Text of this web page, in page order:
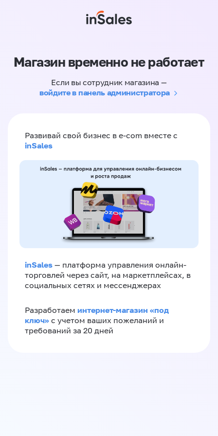
Магазин временно не работает
Если вы сотрудник магазина —
войдите в панель администратора
Развивай свой бизнес в e-com вместе с
inSales
inSales — платформа управления онлайн-
торговлей через сайт, на маркетплейсах, в
социальных сетях и мессенджерах
Разработаем интернет-магазин «‎под
ключ»‎ с учетом ваших пожеланий и
требований за 20 дней